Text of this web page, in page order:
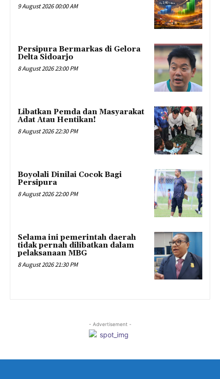
9 August 2026 00:00 AM
Persipura Bermarkas di Gelora
Delta Sidoarjo
8 August 2026 23:00 PM
Libatkan Pemda dan Masyarakat
Adat Atau Hentikan!
8 August 2026 22:30 PM
Boyolali Dinilai Cocok Bagi
Persipura
8 August 2026 22:00 PM
Selama ini pemerintah daerah
tidak pernah dilibatkan dalam
pelaksanaan MBG
8 August 2026 21:30 PM
- Advertisement -